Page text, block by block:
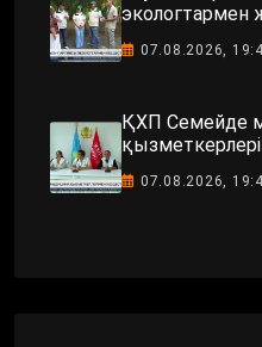
экологтармен
07.08.2026,
ҚХП Семейде
07.08.2026,